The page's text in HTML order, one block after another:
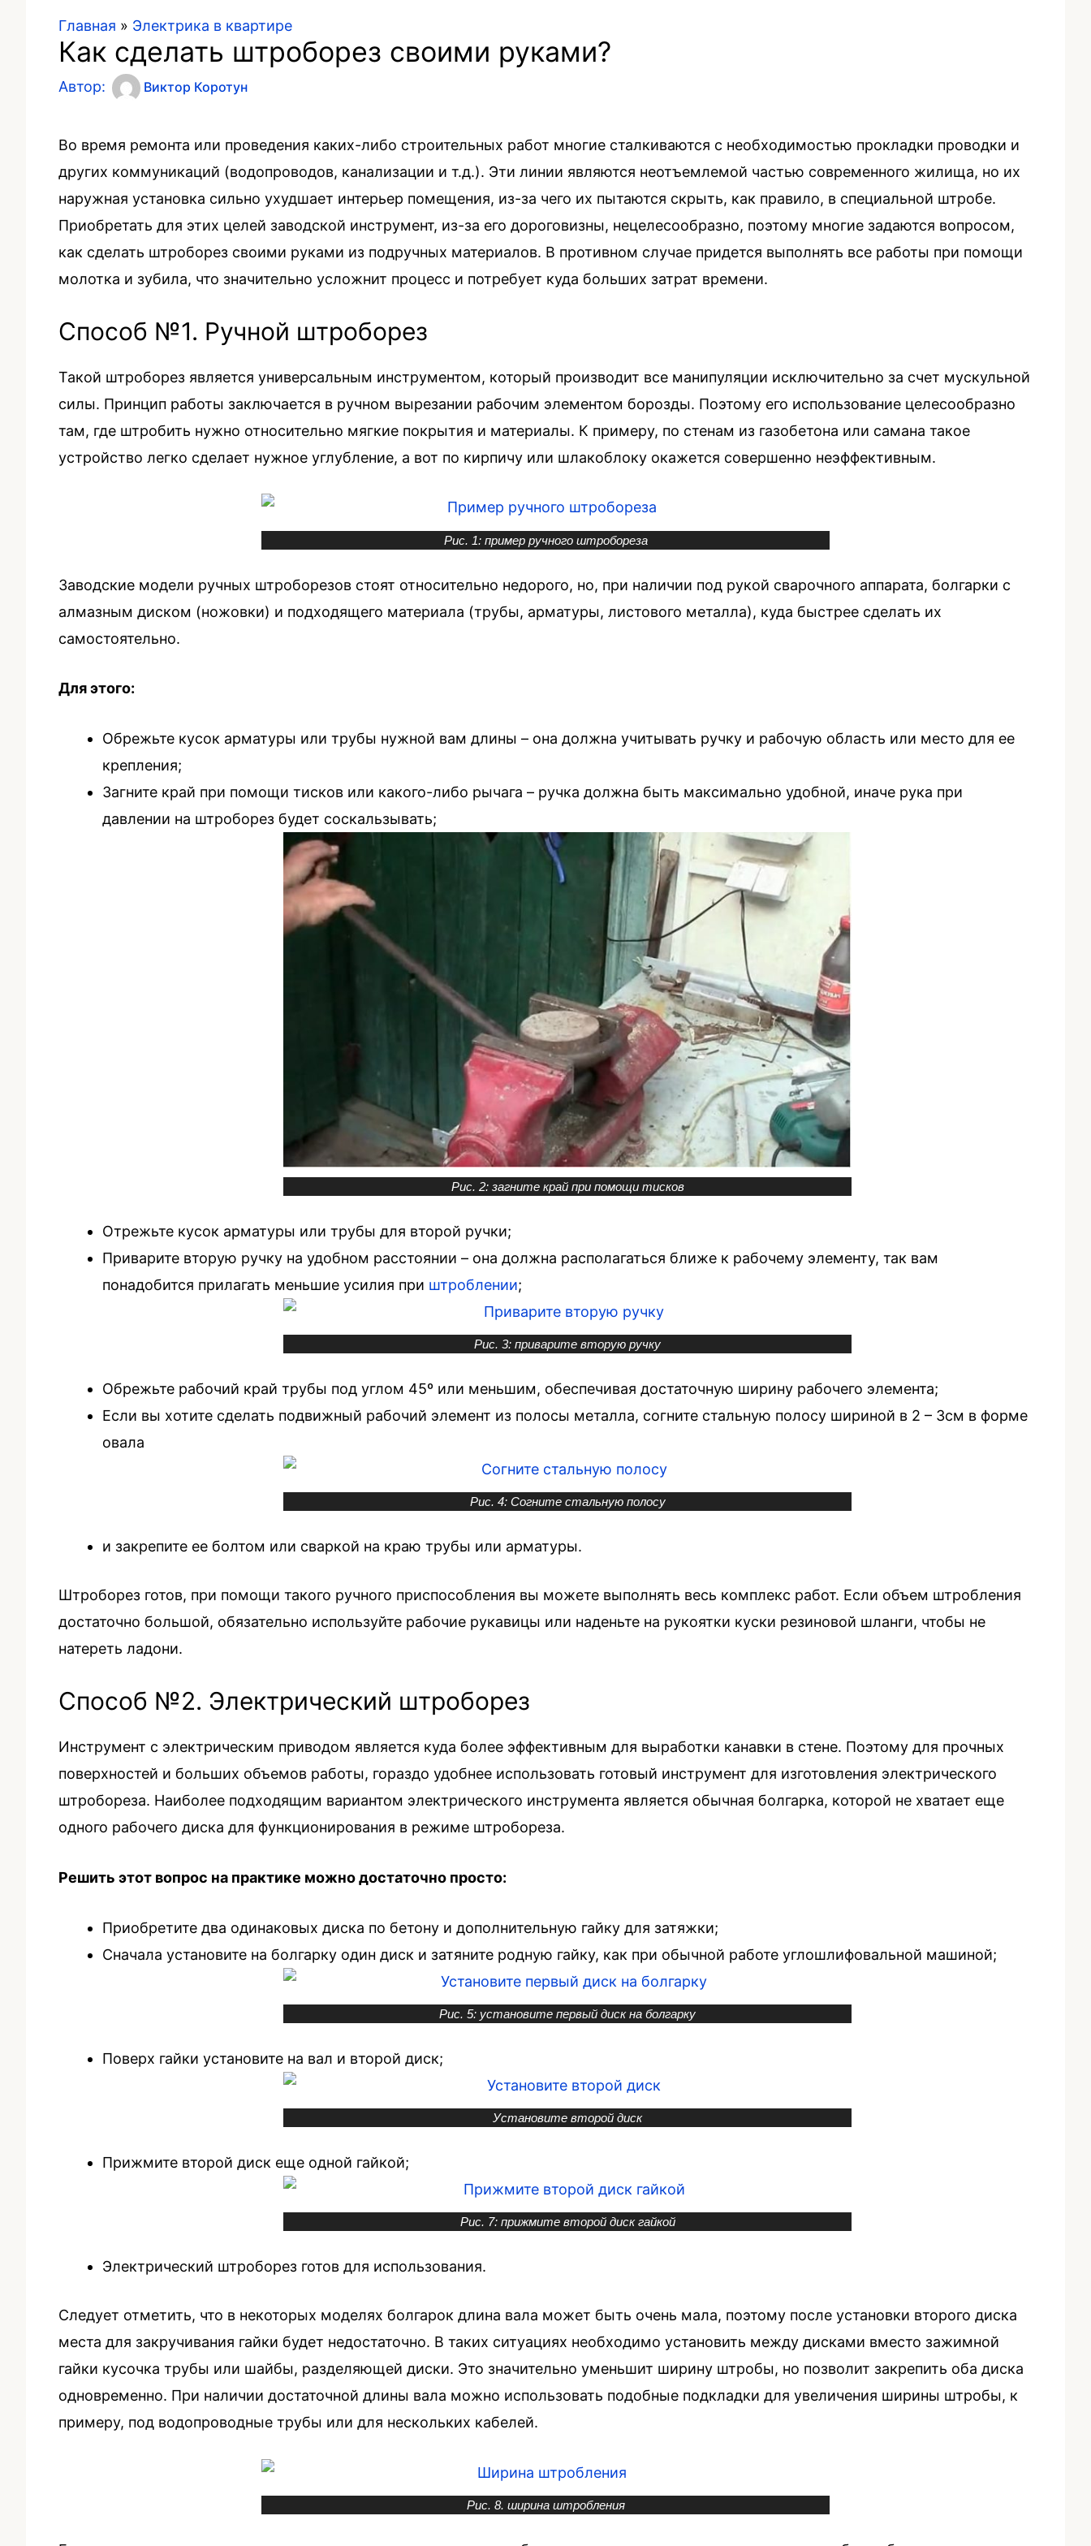
Главная » Электрика в квартире
Как сделать штроборез своими руками?
Автор: Виктор Коротун
Во время ремонта или проведения каких-либо строительных работ многие сталкиваются с необходимостью прокладки проводки и
других коммуникаций (водопроводов, канализации и т.д.). Эти линии являются неотъемлемой частью современного жилища, но их
наружная установка сильно ухудшает интерьер помещения, из-за чего их пытаются скрыть, как правило, в специальной штробе.
Приобретать для этих целей заводской инструмент, из-за его дороговизны, нецелесообразно, поэтому многие задаются вопросом,
как сделать штроборез своими руками из подручных материалов. В противном случае придется выполнять все работы при помощи
молотка и зубила, что значительно усложнит процесс и потребует куда больших затрат времени.
Способ №1. Ручной штроборез
Такой штроборез является универсальным инструментом, который производит все манипуляции исключительно за счет мускульной
силы. Принцип работы заключается в ручном вырезании рабочим элементом борозды. Поэтому его использование целесообразно
там, где штробить нужно относительно мягкие покрытия и материалы. К примеру, по стенам из газобетона или самана такое
устройство легко сделает нужное углубление, а вот по кирпичу или шлакоблоку окажется совершенно неэффективным.
Рис. 1: пример ручного штробореза
Заводские модели ручных штроборезов стоят относительно недорого, но, при наличии под рукой сварочного аппарата, болгарки с
алмазным диском (ножовки) и подходящего материала (трубы, арматуры, листового металла), куда быстрее сделать их
самостоятельно.
Для этого:
Обрежьте кусок арматуры или трубы нужной вам длины – она должна учитывать ручку и рабочую область или место для ее
крепления;
Загните край при помощи тисков или какого-либо рычага – ручка должна быть максимально удобной, иначе рука при
давлении на штроборез будет соскальзывать;
Рис. 2: загните край при помощи тисков
Отрежьте кусок арматуры или трубы для второй ручки;
Приварите вторую ручку на удобном расстоянии – она должна располагаться ближе к рабочему элементу, так вам
понадобится прилагать меньшие усилия при штроблении;
Рис. 3: приварите вторую ручку
Обрежьте рабочий край трубы под углом 45º или меньшим, обеспечивая достаточную ширину рабочего элемента;
Если вы хотите сделать подвижный рабочий элемент из полосы металла, согните стальную полосу шириной в 2 – 3см в форме
овала
Рис. 4: Согните стальную полосу
и закрепите ее болтом или сваркой на краю трубы или арматуры.
Штроборез готов, при помощи такого ручного приспособления вы можете выполнять весь комплекс работ. Если объем штробления
достаточно большой, обязательно используйте рабочие рукавицы или наденьте на рукоятки куски резиновой шланги, чтобы не
натереть ладони.
Способ №2. Электрический штроборез
Инструмент с электрическим приводом является куда более эффективным для выработки канавки в стене. Поэтому для прочных
поверхностей и больших объемов работы, гораздо удобнее использовать готовый инструмент для изготовления электрического
штробореза. Наиболее подходящим вариантом электрического инструмента является обычная болгарка, которой не хватает еще
одного рабочего диска для функционирования в режиме штробореза.
Решить этот вопрос на практике можно достаточно просто:
Приобретите два одинаковых диска по бетону и дополнительную гайку для затяжки;
Сначала установите на болгарку один диск и затяните родную гайку, как при обычной работе углошлифовальной машиной;
Рис. 5: установите первый диск на болгарку
Поверх гайки установите на вал и второй диск;
Установите второй диск
Прижмите второй диск еще одной гайкой;
Рис. 7: прижмите второй диск гайкой
Электрический штроборез готов для использования.
Следует отметить, что в некоторых моделях болгарок длина вала может быть очень мала, поэтому после установки второго диска
места для закручивания гайки будет недостаточно. В таких ситуациях необходимо установить между дисками вместо зажимной
гайки кусочка трубы или шайбы, разделяющей диски. Это значительно уменьшит ширину штробы, но позволит закрепить оба диска
одновременно. При наличии достаточной длины вала можно использовать подобные подкладки для увеличения ширины штробы, к
примеру, под водопроводные трубы или для нескольких кабелей.
Рис. 8. ширина штробления